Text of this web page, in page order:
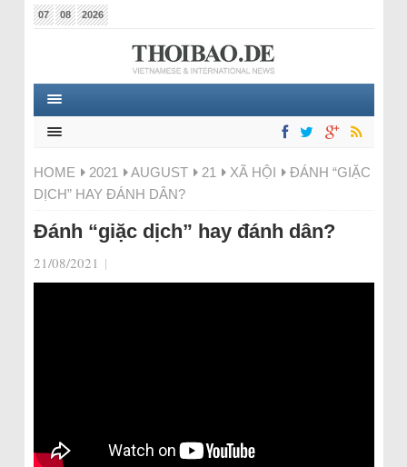
07 08 2026
HOME 2021 AUGUST 21 XÃ HỘI
ĐÁNH “GIẶC
DỊCH” HAY ĐÁNH DÂN?
Đánh “giặc dịch” hay đánh dân?
21/08/2021 |